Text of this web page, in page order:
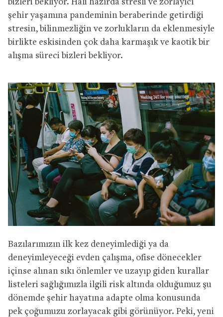
bizleri bekliyor. Hali hazırda stresli ve zorlayıcı
şehir yaşamına pandeminin beraberinde getirdiği
stresin, bilinmezliğin ve zorlukların da eklenmesiyle
birlikte eskisinden çok daha karmaşık ve kaotik bir
alışma süreci bizleri bekliyor.
Bazılarımızın ilk kez deneyimlediği ya da
deneyimleyeceği evden çalışma, ofise dönecekler
içinse alınan sıkı önlemler ve uzayıp giden kurallar
listeleri sağlığımızla ilgili risk altında olduğumuz şu
dönemde şehir hayatına adapte olma konusunda
pek çoğumuzu zorlayacak gibi görünüyor. Peki, yeni